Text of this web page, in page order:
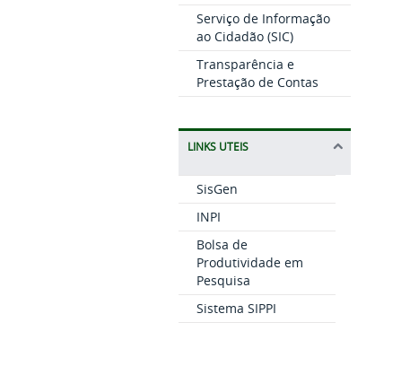
Serviço de Informação
ao Cidadão (SIC)
Transparência e
Prestação de Contas
LINKS UTEIS
SisGen
INPI
Bolsa de
Produtividade em
Pesquisa
Sistema SIPPI